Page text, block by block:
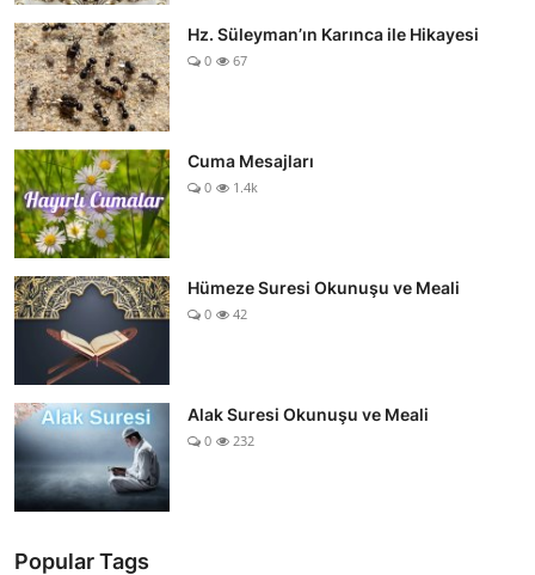
Hz. Süleyman’ın Karınca ile Hikayesi
0 67
Cuma Mesajları
0 1.4k
Hümeze Suresi Okunuşu ve Meali
0 42
Alak Suresi Okunuşu ve Meali
0 232
Popular Tags